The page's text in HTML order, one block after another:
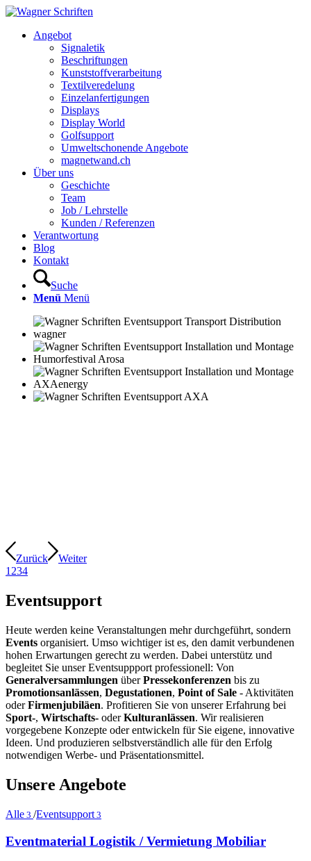
Hauptnavigation
Angebot
Signaletik
Beschriftungen
Kunststoffverarbeitung
Textilveredelung
Einzelanfertigungen
Displays
Display World
Golfsupport
Umweltschonende Angebote
magnetwand.ch
Über uns
Geschichte
Team
Job / Lehrstelle
Kunden / Referenzen
Verantwortung
Blog
Kontakt
Suche
Menü Menü
Zurück
Weiter
1234
Eventsupport
Heute werden keine Veranstaltungen mehr durchgeführt, sondern
Events organisiert. Umso wichtiger ist es, den damit verbundenen
hohen Erwartungen gerecht zu werden. Dabei unterstütz und
begleitet Sie unser Eventsuppport professionell: Von
Generalversammlungen überPressekonferenzen bis zu
Promotionsanlässen, Degustationen, Point of Sale - Aktivitäten
oderFirmenjubiläen. Profitieren Sie von unserer Erfahrung bei
Sport-, Wirtschafts- oderKulturanlässen. Wir realisieren
vorgegebene Konzepte oder entwickeln für Sie eigene, innovative
Ideen. Und produzieren selbstverständlich alle für den Erfolg
notwendigen Werbe- und Präsentationsmittel.
Unsere Angebote
Alle 3 /Eventsupport3
Eventmaterial Logistik / Vermietung Mobiliar